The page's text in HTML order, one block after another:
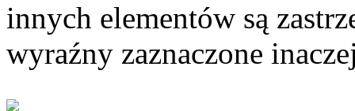
innych elementów są
wyraźny zaznaczone